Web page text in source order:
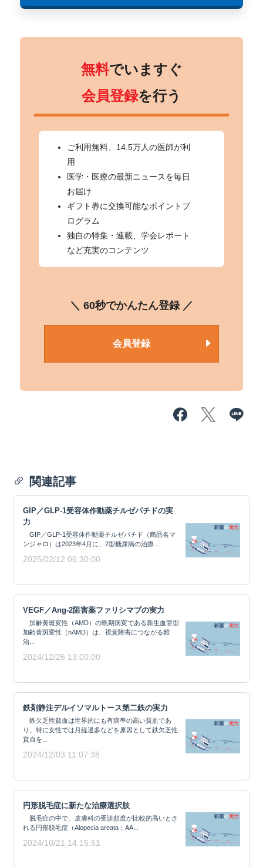
無料でいますぐ
会員登録を行う
ご利用無料、14.5万人の医師が利
用
医学・医療の最新ニュースを毎日
お届け
ギフト券に交換可能なポイントプ
ログラム
独自の特集・連載、学会レポート
など充実のコンテンツ
＼ 60秒でかんたん登録 ／
会員登録
関連記事
GIP／GLP-1受容体作動薬チルゼパチドの実
力
GIP／GLP-1受容体作動薬チルゼパチド（商品名マ
ンジャロ）は2023年4月に、2型糖尿病の治療...
2025/02/12 06:30:00
VEGF／Ang-2阻害薬ファリシマブの実力
加齢黄斑変性（AMD）の晩期病変である新生血管型
加齢黄斑変性（nAMD）は、視覚障害につながる難
治...
2024/12/26 13:00:00
鉄剤静注デルイソマルトース第二鉄の実力
鉄欠乏性貧血は世界的にも有病率の高い貧血であ
り、特に女性では月経過多などを原因として鉄欠乏性
貧血を...
2024/12/03 11:07:38
円形脱毛症に新たな治療選択肢
脱毛症の中で、皮膚科の受診頻度が比較的高いとさ
れる円形脱毛症（Alopecia areata；AA...
2024/10/21 14:15:51